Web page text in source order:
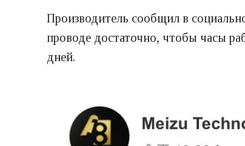
Производитель сообщил в
проводе достаточно, чтобы часы
дней.